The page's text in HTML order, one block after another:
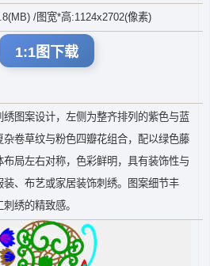
/图宽*高:1124x2702(像素)
1:1图下载
图案设计，左侧为整齐排列的紫色与蓝
卷草纹与粉色四瓣花组合，配以绿色藤
局左右对称，色彩鲜明，具有装饰性与
、布艺或家居装饰刺绣。图案细节丰
绣的精致感。